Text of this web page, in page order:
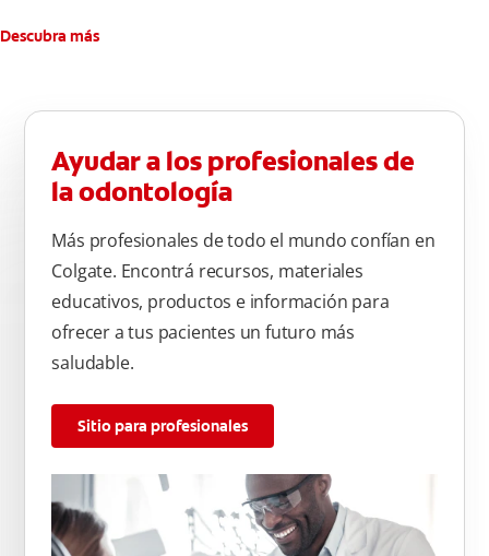
Descubra más
Ayudar a los profesionales de
la odontología
Más profesionales de todo el mundo confían en
Colgate. Encontrá recursos, materiales
educativos, productos e información para
ofrecer a tus pacientes un futuro más
saludable.
Sitio para profesionales